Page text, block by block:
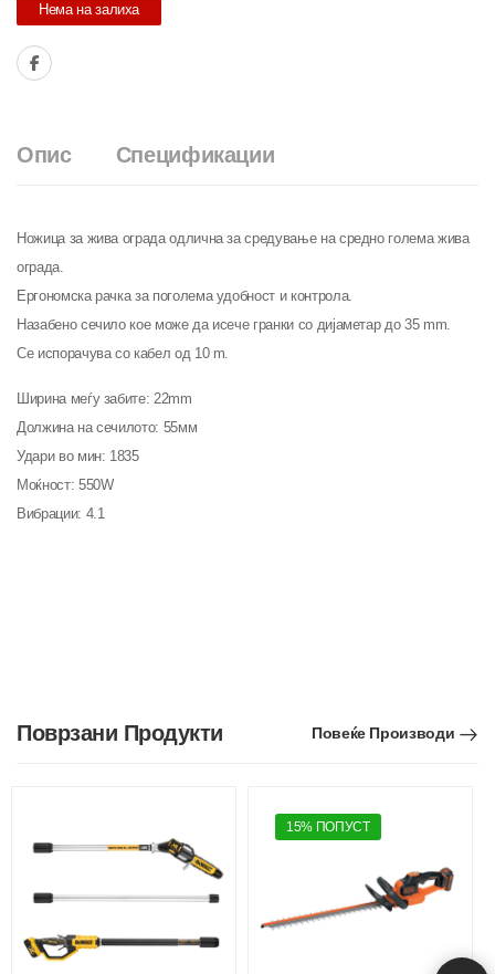
Нема на залиха
Опис Спецификации
Ножица за жива ограда одлична за средување на средно голема жива
ограда.
Ергономска рачка за поголема удобност и контрола.
Назабено сечило кое може да исече гранки со дијаметар до 35 mm.
Се испорачува со кабел од 10 m.
Ширина меѓу забите: 22mm
Должина на сечилото: 55мм
Удари во мин: 1835
Моќност: 550W
Вибрации: 4.1
Поврзани Продукти Повеќе Производи
15% ПОПУСТ